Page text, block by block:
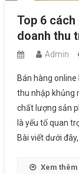
Top 6
doanh thu
Admin
Bán hàng
thu nhập khủng
chất lượng sản
là yếu tố quan
Bài viết dưới
Xem thêm